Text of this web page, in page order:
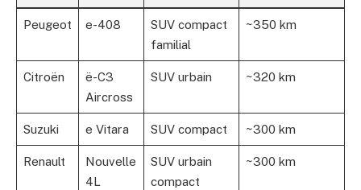
Peugeot e-408
SUV compact
familial
~350 km
Citroën
ë-C3
Aircross
SUV urbain ~320 km
Suzuki e Vitara SUV compact ~300 km
Renault
Nouvelle
4L
SUV urbain
compact
~300 km